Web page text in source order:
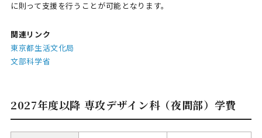
に則って支援を行うことが可能となります。
関連リンク
東京都生活文化局
文部科学省
2027年度以降 専攻デザイン科（夜間部）学費